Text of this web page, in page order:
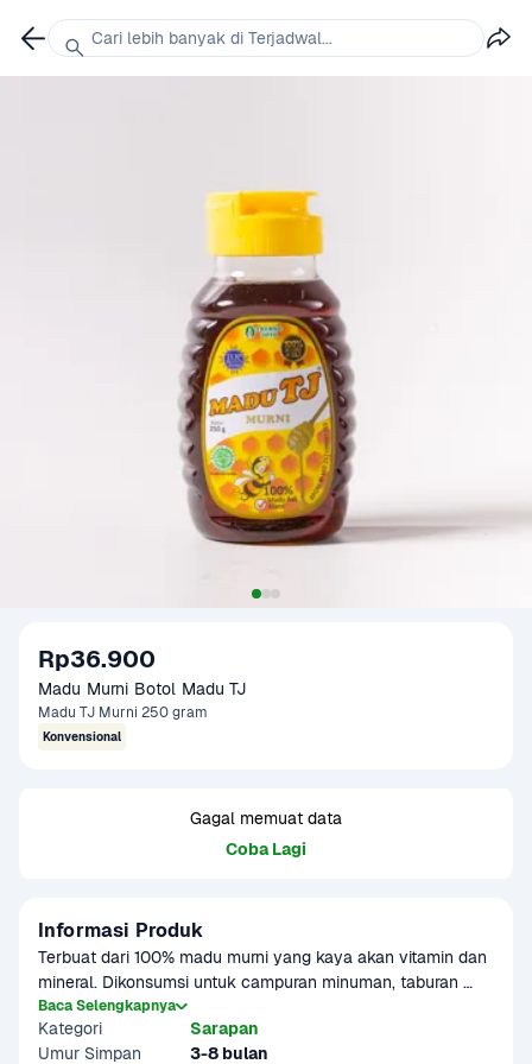
Rp36.900
Madu Murni Botol Madu TJ
Madu TJ Murni 250 gram
Konvensional
Gagal memuat data
Coba Lagi
Informasi Produk
Terbuat dari 100% madu murni yang kaya akan vitamin dan
mineral. Dikonsumsi untuk campuran minuman, taburan
makanan dan bermanfaat untuk tubuh.
Baca Selengkapnya
Kategori
Sarapan
Umur Simpan
3-8 bulan
Cari lebih banyak di Terjadwal...